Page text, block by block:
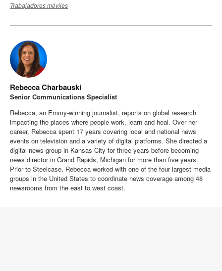
Trabajadores móviles
Rebecca Charbauski
Senior Communications Specialist
Rebecca, an Emmy-winning journalist, reports on global research
impacting the places where people work, learn and heal. Over her
career, Rebecca spent 17 years covering local and national news
events on television and a variety of digital platforms. She directed a
digital news group in Kansas City for three years before becoming
news director in Grand Rapids, Michigan for more than five years.
Prior to Steelcase, Rebecca worked with one of the four largest media
groups in the United States to coordinate news coverage among 48
newsrooms from the east to west coast.